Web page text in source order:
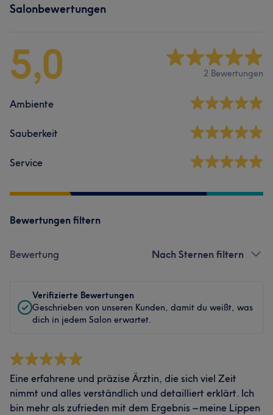
Salonbewertungen
5,0 2 Bewertungen
Ambiente
Sauberkeit
Service
Bewertungen filtern
Bewertung Nach Sternen filtern
Verifizierte Bewertungen
Geschrieben von unseren Kunden, damit du weißt, was
dich in jedem Salon erwartet.
Eine erfahrene und präzise Ärztin, die sich viel Zeit
nimmt und alles verständlich und detailliert erklärt. Ich
bin mehr als zufrieden mit dem Ergebnis – meine Lippen